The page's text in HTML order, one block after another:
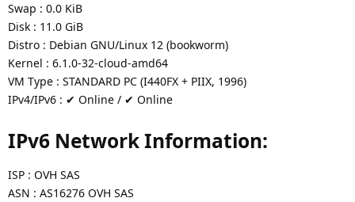
Swap : 0.0 KiB
Disk : 11.0 GiB
Distro : Debian GNU/Linux 12 (bookworm)
Kernel : 6.1.0-32-cloud-amd64
VM Type : STANDARD PC (I440FX + PIIX, 1996)
IPv4/IPv6 : ✔ Online / ✔ Online
IPv6 Network Information:
ISP : OVH SAS
ASN : AS16276 OVH SAS